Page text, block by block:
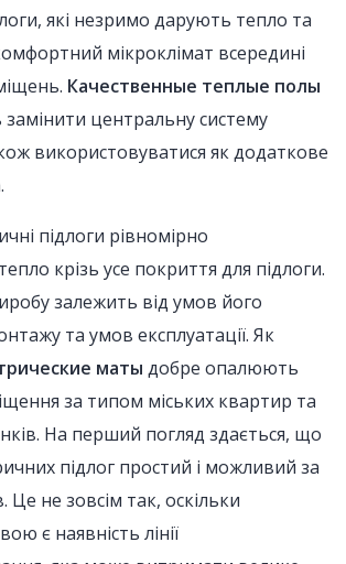
які незримо дарують тепло та
мікроклімат всередині
Качественные теплые полы
центральну систему
використовуватися як додаткове
підлоги рівномірно
крізь усе покриття для підлоги.
залежить від умов його
та умов експлуатації. Як
маты добре опалюють
за типом міських квартир та
На перший погляд здається, що
підлог простий і можливий за
Це не зовсім так, оскільки
є наявність лінії